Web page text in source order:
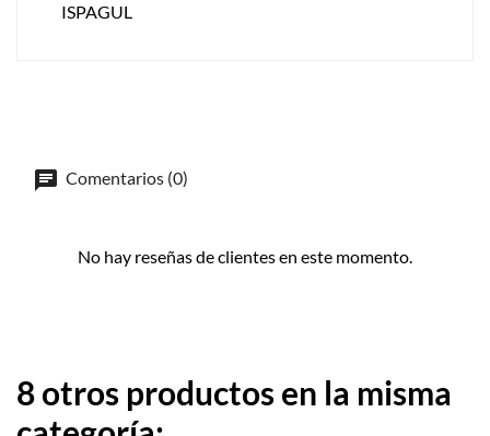
ISPAGUL
Comentarios (0)
No hay reseñas de clientes en este momento.
8 otros productos en la misma